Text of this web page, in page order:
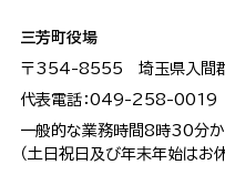
三芳町役場
〒354-8555 埼玉県入間
代表電話：049-258-0019
一般的な業務時間8時30分
（土日祝日及び年末年始はお休